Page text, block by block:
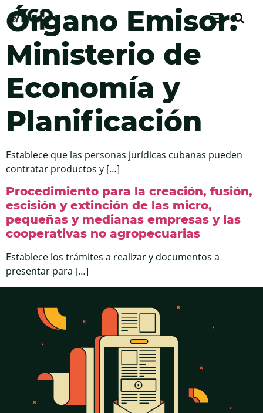
Órgano Emisor:
Ministerio de
Economía y
Planificación
Establece que las personas jurídicas cubanas pueden
contratar productos y […]
Procedimiento para la creación, fusión,
escisión y extinción de las micro,
pequeñas y medianas empresas y las
cooperativas no agropecuarias
Establece los trámites a realizar y documentos a
presentar para […]